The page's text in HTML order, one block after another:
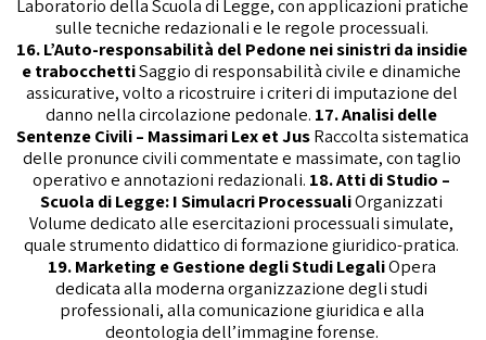
Laboratorio della Scuola di Legge, con applicazioni pratiche
sulle tecniche redazionali e le regole processuali.
16. L’Auto-responsabilità del Pedone nei sinistri da insidie
e trabocchetti Saggio di responsabilità civile e dinamiche
assicurative, volto a ricostruire i criteri di imputazione del
danno nella circolazione pedonale. 17. Analisi delle
Sentenze Civili – Massimari Lex et Jus Raccolta sistematica
delle pronunce civili commentate e massimate, con taglio
operativo e annotazioni redazionali. 18. Atti di Studio –
Scuola di Legge: I Simulacri Processuali Organizzati
Volume dedicato alle esercitazioni processuali simulate,
quale strumento didattico di formazione giuridico-pratica.
19. Marketing e Gestione degli Studi Legali Opera
dedicata alla moderna organizzazione degli studi
professionali, alla comunicazione giuridica e alla
deontologia dell’immagine forense.